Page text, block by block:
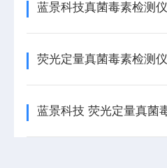
蓝景科技真菌毒素检测